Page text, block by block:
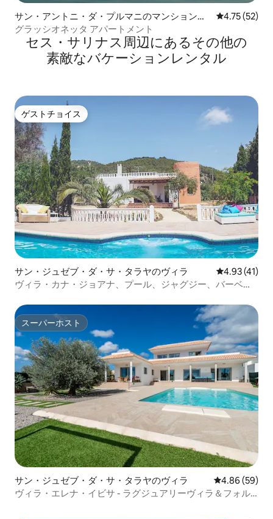
サン・アントニ・ダ・プルマニのマンション・
アパート
レビュー52
4.75 (52)
グラッシオネッタ アパートメント
セス・サリナス⁠周⁠辺⁠に⁠あ⁠るそ⁠の⁠他⁠の
素⁠敵⁠なバ⁠ケ⁠ー⁠シ⁠ョ⁠ン⁠レ⁠ン⁠タ⁠ル
ゲストチョイス
ゲストチョイス
サン・ジュゼブ・ダ・サ・タラヤのヴィラ レビュー41
4.93 (41)
ヴィラ・カナ・ジョアナ、プール、ジャグジー、バーベキ
スーパーホスト
スーパーホスト
サン・ジュゼブ・ダ・サ・タラヤのヴィラ レビュー59
4.86 (59)
ヴィラ・エレナ・イビサ - ラグジュアリーヴィラ＆フォル